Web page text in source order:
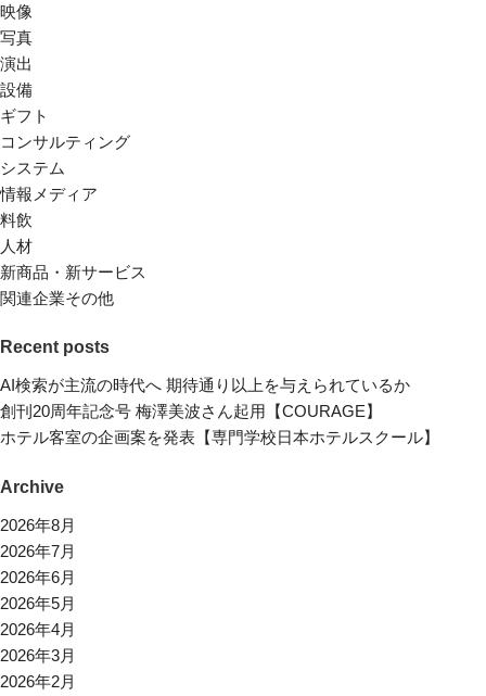
映像
写真
演出
設備
ギフト
コンサルティング
システム
情報メディア
料飲
人材
新商品・新サービス
関連企業その他
Recent posts
AI検索が主流の時代へ 期待通り以上を与えられているか
創刊20周年記念号 梅澤美波さん起用【COURAGE】
ホテル客室の企画案を発表【専門学校日本ホテルスクール】
Archive
2026年8月
2026年7月
2026年6月
2026年5月
2026年4月
2026年3月
2026年2月